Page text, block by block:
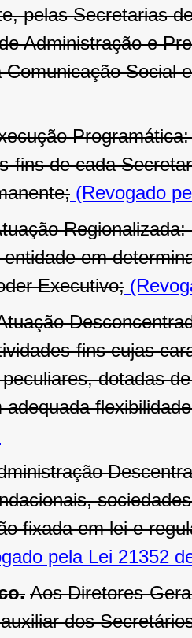
pelas Secretarias
Administração e
Social
fins de cada
(Revogado
em
Executivo;
fins cujas
dotadas
adequada
fixada em lei e
pela Lei 21352
Aos Diretores-
dos